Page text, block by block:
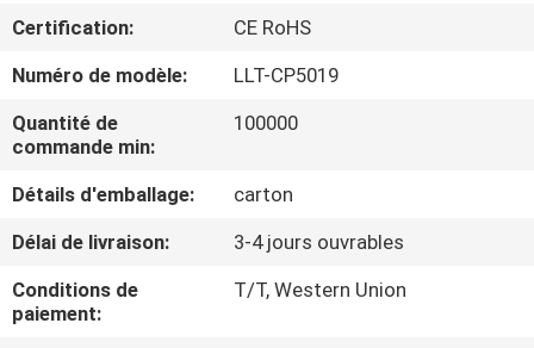
NOUS
VISITE
D'USINE
CONTRÔLE
DE
QUALITÉ
Certification:
CE RoHS
Numéro de modèle:
LLT-CP5019
Quantité de
commande min:
100000
Détails d'emballage:
carton
Délai de livraison:
3-4 jours ouvrables
Conditions de
paiement:
T/T, Western Union